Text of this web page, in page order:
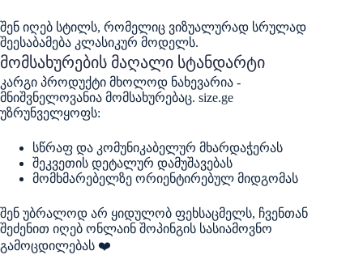
შენ იღებ სტილს, რომელიც ვიზუალურად სრულად
შეესაბამება კლასიკურ მოდელს.
მომსახურების მაღალი სტანდარტი
კარგი პროდუქტი მხოლოდ ნახევარია -
მნიშვნელოვანია მომსახურებაც. size.ge
უზრუნველყოფს:
სწრაფ და კომუნიკაბელურ მხარდაჭერას
შეკვეთის დეტალურ დამუშავებას
მომხმარებელზე ორიენტირებულ მიდგომას
შენ უბრალოდ არ ყიდულობ ფეხსაცმელს, ჩვენთან
შეძენით იღებ ონლაინ შოპინგის სასიამოვნო
გამოცდილებას ❤️